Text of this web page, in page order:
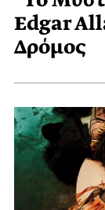
Edgar
Δρόμος